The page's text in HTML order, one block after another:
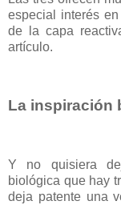
especial interés
de la capa
artículo.
La inspiración
Y no quisiera
biológica que hay
deja patente una